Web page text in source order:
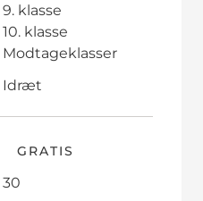
9. klasse
10. klasse
Modtageklasser
Idræt
GRATIS
30